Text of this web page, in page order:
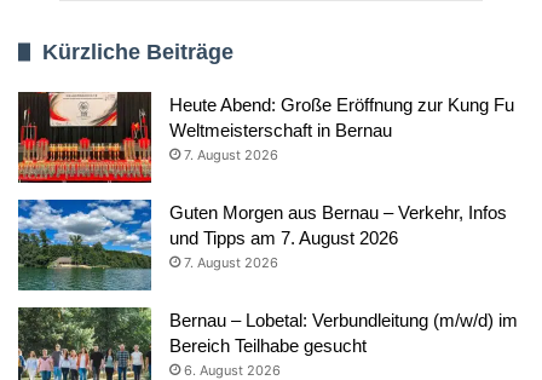
Kürzliche Beiträge
Heute Abend: Große Eröffnung zur Kung Fu
Weltmeisterschaft in Bernau
7. August 2026
Guten Morgen aus Bernau – Verkehr, Infos
und Tipps am 7. August 2026
7. August 2026
Bernau – Lobetal: Verbundleitung (m/w/d) im
Bereich Teilhabe gesucht
6. August 2026